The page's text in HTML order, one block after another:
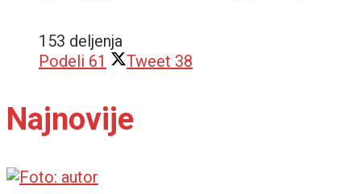
153 deljenja
Podeli 61 Tweet 38
Najnovije